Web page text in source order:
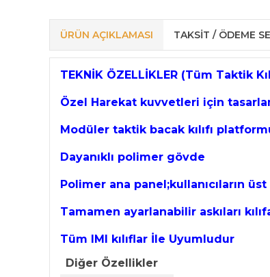
ÜRÜN AÇIKLAMASI TAKSIT / ÖDEME
TEKNİK ÖZELLİKLER (Tüm Taktik
Özel Harekat kuvvetleri için
Modüler taktik bacak kılıfı
Dayanıklı polimer gövde
Polimer ana panel;kullanıcıların
Tamamen ayarlanabilir askıları
Tüm IMI kılıflar İle Uyumludur
Diğer Özellikler